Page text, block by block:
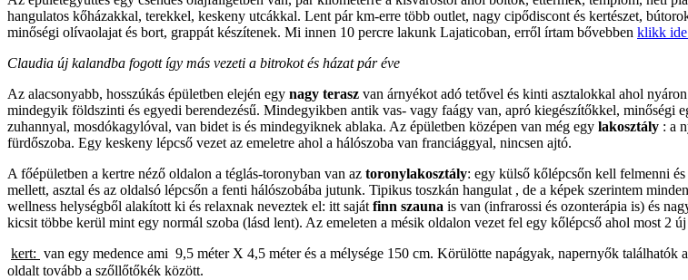
hangulatos kőházakkal, terekkel, keskeny utcákkal. Lent pár km-erre több outlet, nagy cipődiscont és kertészet,
minőségi olívaolajat és bort, grappát készítenek. Mi innen 10 percre lakunk Lajaticoban, erről írtam bővebben klikk
Claudia új kalandba fogott így más vezeti a bitrokot és házat pár éve
Az alacsonyabb, hosszúkás épületben elején egy nagy terasz van árnyékot adó tetővel és kinti asztalokkal ahol
mindegyik földszinti és egyedi berendezésű. Mindegyikben antik vas- vagy faágy van, apró kiegészítőkkel,
zuhannyal, mosdókagylóval, van bidet is és mindegyiknek ablaka. Az épületben középen van még egy lakosztály : a
fürdőszoba. Egy keskeny lépcső vezet az emeletre ahol a hálószoba van franciággyal, nincsen ajtó.
A főépületben a kertre néző oldalon a téglás-toronyban van az toronylakosztály: egy külső kőlépcsőn kell felmenni
mellett, asztal és az oldalsó lépcsőn a fenti hálószobába jutunk. Tipikus toszkán hangulat , de a képek szerintem
wellness helységből alakított ki és relaxnak neveztek el: itt saját finn szauna is van (infrarossi és ozonterápia is) és
kicsit többe kerül mint egy normál szoba (lásd lent). Az emeleten a mésik oldalon vezet fel egy kőlépcső ahol most 2
kert: van egy medence ami 9,5 méter X 4,5 méter és a mélysége 150 cm. Körülötte napágyak, napernyők találhatók
oldalt tovább a szőllőtőkék között.